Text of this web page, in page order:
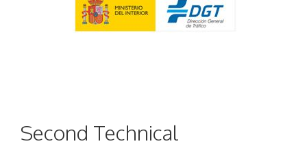
Second Technical